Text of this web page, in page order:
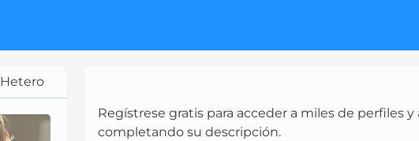
Hetero
Regístrese gratis para acceder a miles de perfiles
completando su descripción.